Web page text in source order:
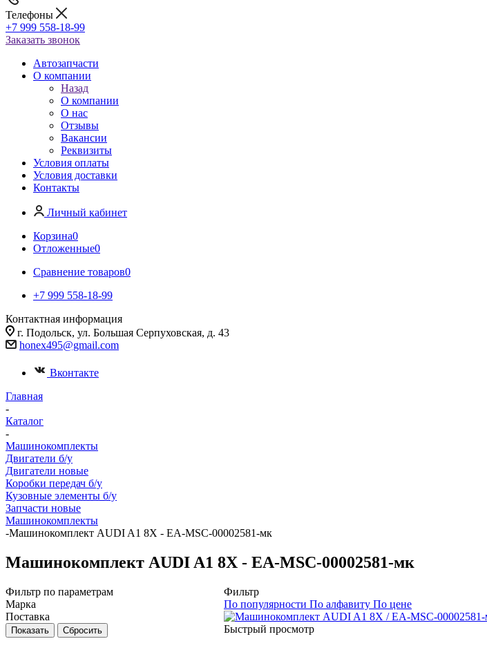
Телефоны
+7 999 558-18-99
Заказать звонок
Автозапчасти
О компании
Назад
О компании
О нас
Отзывы
Вакансии
Реквизиты
Условия оплаты
Условия доставки
Контакты
Личный кабинет
Корзина0
Отложенные0
Сравнение товаров0
+7 999 558-18-99
Контактная информация
г. Подольск, ул. Большая Серпуховская, д. 43
honex495@gmail.com
Вконтакте
Главная
-
Каталог
-
Машинокомплекты
Двигатели б/у
Двигатели новые
Коробки передач б/у
Кузовные элементы б/у
Запчасти новые
Машинокомплекты
-Машинокомплект AUDI A1 8X - EA-MSC-00002581-мк
Машинокомплект AUDI A1 8X - EA-MSC-00002581-мк
Фильтр по параметрам
Марка
Поставка
Сбросить
Фильтр
По популярности По алфавиту По цене
Быстрый просмотр